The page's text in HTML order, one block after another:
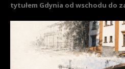
tytułem Gdynia od wschodu do